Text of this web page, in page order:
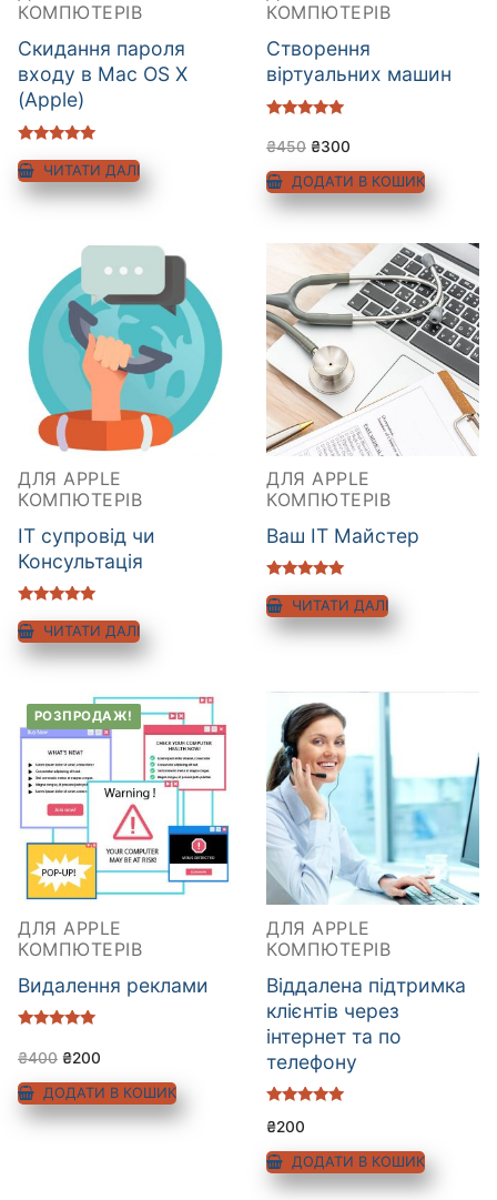
КОМПЮТЕРІВ
Cкидання пароля
входу в Mac OS X
(Apple)
5.00
з 5
ЧИТАТИ ДАЛІ
КОМПЮТЕРІВ
Cтворення
віртуальних машин
5.00
₴450 ₴300
ДОДАТИ В КОШИК
ДЛЯ APPLE
КОМПЮТЕРІВ
IT супровід чи
Консультація
5.00
з 5
ЧИТАТИ ДАЛІ
ДЛЯ APPLE
КОМПЮТЕРІВ
Ваш IT Майстер
5.00
з 5
ЧИТАТИ ДАЛІ
РОЗПРОДАЖ!
ДЛЯ APPLE
КОМПЮТЕРІВ
Видалення реклами
5.00
₴400 ₴200
ДОДАТИ В КОШИК
ДЛЯ APPLE
КОМПЮТЕРІВ
Віддалена підтримка
клієнтів через
інтернет та по
телефону
5.00
₴200
ДОДАТИ В КОШИК